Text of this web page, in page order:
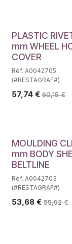
PLASTIC
mm WHEEL
COVER
Réf. A0042705
(#RESTAGRAF#)
57,74 € 60,15€
MOULDING
mm BODY
BELTLINE
Réf. A0042703
(#RESTAGRAF#)
53,68 € 55,92€